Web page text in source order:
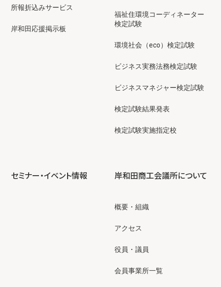
所報折込みサービス
岸和田応援掲示板
福祉住環境コーディネーター
検定試験
環境社会（eco）検定試験
ビジネス実務法務検定試験
ビジネスマネジャー検定試験
検定試験結果発表
検定試験実施指定校
セミナー・イベント情報 岸和田商工会議所について
概要・組織
アクセス
役員・議員
会員事業所一覧